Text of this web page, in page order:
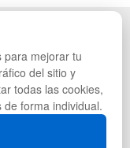
DE PLÁSTICO
DE RESIDUOS
DE PLÁSTICO
Y SOBRANTES
para mejorar tu
del sitio y
todas las cookies,
forma individual.